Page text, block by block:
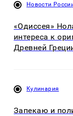
Новости
«Одиссея»
интереса к
Древней
Кулинария
Запекаю и